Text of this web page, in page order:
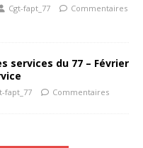
Cgt-fapt_77
Commentaires
services du 77 – Février
fapt_77
Commentaires